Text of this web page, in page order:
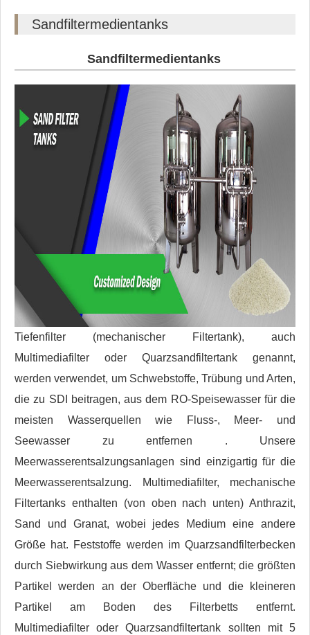
Sandfiltermedientanks
Sandfiltermedientanks
Tiefenfilter (mechanischer Filtertank), auch
Multimediafilter oder Quarzsandfiltertank genannt,
werden verwendet, um Schwebstoffe, Trübung und Arten,
die zu SDI beitragen, aus dem RO-Speisewasser für die
meisten Wasserquellen wie Fluss-, Meer- und
Seewasser zu entfernen . Unsere
Meerwasserentsalzungsanlagen sind einzigartig für die
Meerwasserentsalzung. Multimediafilter, mechanische
Filtertanks enthalten (von oben nach unten) Anthrazit,
Sand und Granat, wobei jedes Medium eine andere
Größe hat. Feststoffe werden im Quarzsandfilterbecken
durch Siebwirkung aus dem Wasser entfernt; die größten
Partikel werden an der Oberfläche und die kleineren
Partikel am Boden des Filterbetts entfernt.
Multimediafilter oder Quarzsandfiltertank sollten mit 5